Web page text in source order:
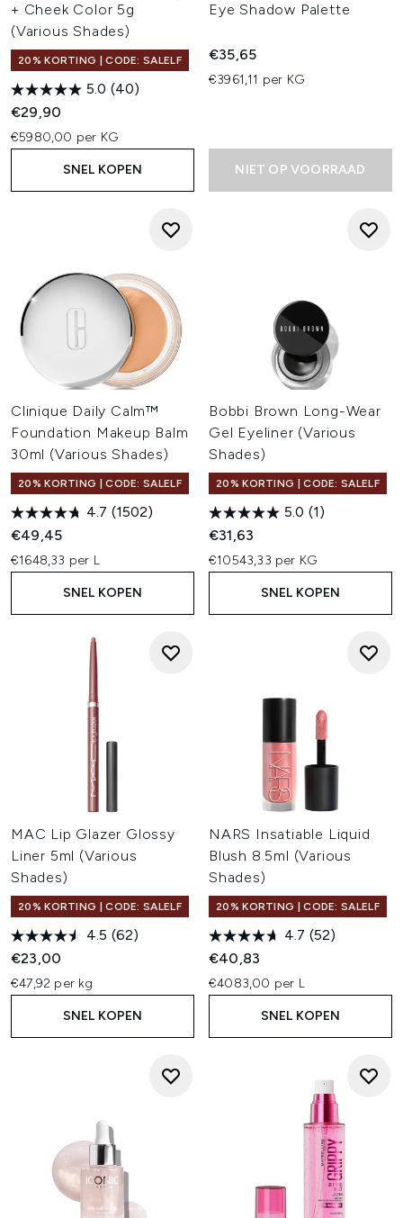
+ Cheek Color 5g
(Various Shades)
20% KORTING | CODE: SALELF
5.0 (40)
€29,90
€5980,00 per KG
SNEL KOPEN
Eye Shadow Palette
€35,65
€3961,11 per KG
NIET OP VOORRAAD
Clinique Daily Calm™
Foundation Makeup Balm
30ml (Various Shades)
20% KORTING | CODE: SALELF
4.7 (1502)
€49,45
€1648,33 per L
SNEL KOPEN
Bobbi Brown Long-Wear
Gel Eyeliner (Various
Shades)
20% KORTING | CODE: SALELF
5.0 (1)
€31,63
€10543,33 per KG
SNEL KOPEN
MAC Lip Glazer Glossy
Liner 5ml (Various
Shades)
20% KORTING | CODE: SALELF
4.5 (62)
€23,00
€47,92 per kg
SNEL KOPEN
NARS Insatiable Liquid
Blush 8.5ml (Various
Shades)
20% KORTING | CODE: SALELF
4.7 (52)
€40,83
€4083,00 per L
SNEL KOPEN